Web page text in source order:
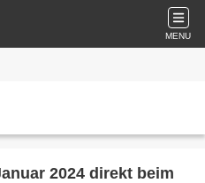
MENU
2024 direkt beim